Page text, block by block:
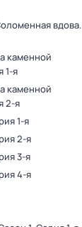
вдова.
каменной
1-я
каменной
2-я
1-я
2-я
3-я
4-я